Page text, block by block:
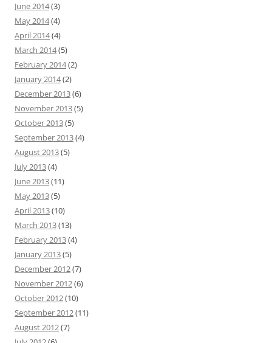
June 2014(3)
May 2014(4)
April 2014(4)
March 2014(5)
February 2014(2)
January 2014(2)
December 2013(6)
November 2013(5)
October 2013(5)
September 2013(4)
August 2013(5)
July 2013(4)
June 2013(11)
May 2013(5)
April 2013(10)
March 2013(13)
February 2013(4)
January 2013(5)
December 2012(7)
November 2012(6)
October 2012(10)
September 2012(11)
August 2012(7)